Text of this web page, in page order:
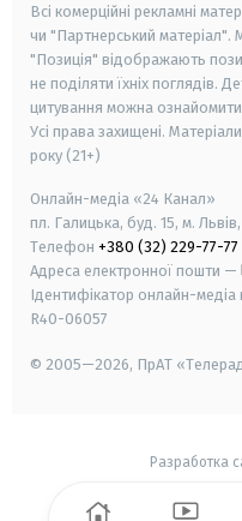
Всі комерційні рекламні
чи "Партнерський матеріал".
"Позиція" відображають
не поділяти їхніх поглядів.
цитування можна
Усі права захищені.
року (21+)
Онлайн-медіа «24 Канал»
пл. Галицька, буд. 15, м.
Телефон +380 (32) 229-77-77
Адреса електронної пошти —
Ідентифікатор онлайн-медіа
R40-06057
© 2005—2026, ПрАТ
Разработка